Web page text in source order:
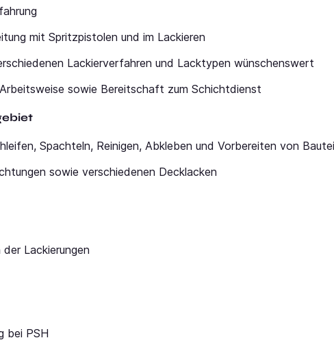
mit Spritzpistolen und im Lackieren
Lackierverfahren und Lacktypen wünschenswert
sowie Bereitschaft zum Schichtdienst
Spachteln, Reinigen, Abkleben und Vorbereiten von
sowie verschiedenen Decklacken
Lackierungen
bei PSH